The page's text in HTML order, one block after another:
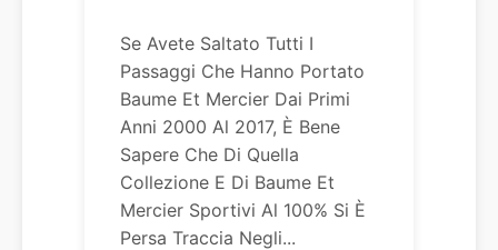
Se Avete Saltato Tutti I
Passaggi Che Hanno Portato
Baume Et Mercier Dai Primi
Anni 2000 Al 2017, È Bene
Sapere Che Di Quella
Collezione E Di Baume Et
Mercier Sportivi Al 100% Si È
Persa Traccia Negli...